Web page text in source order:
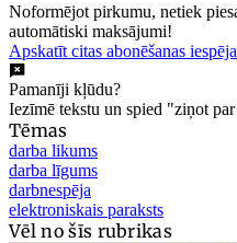
Noformējot pirkumu, netiek
automātiski maksājumi!
Apskatīt citas abonēšanas
Pamanīji kļūdu?
Iezīmē tekstu un spied "ziņot
Tēmas
darba likums
darba līgums
darbnespēja
elektroniskais paraksts
Vēl no šīs rubrikas